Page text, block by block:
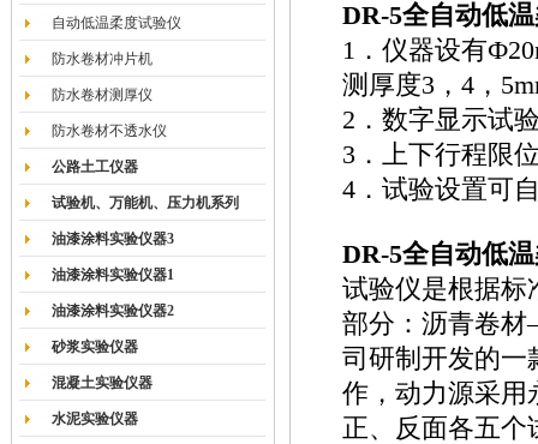
自动低温柔度试验仪
防水卷材冲片机
防水卷材测厚仪
防水卷材不透水仪
公路土工仪器
试验机、万能机、压力机系列
油漆涂料实验仪器3
油漆涂料实验仪器1
油漆涂料实验仪器2
砂浆实验仪器
混凝土实验仪器
水泥实验仪器
DR-5全自动低
1．仪器设有
测厚度3，4，
2．数字显示试
3．上下行程限
4．试验设置可
DR-5全自动低
试验仪是根据标
部分：沥青卷
司研制开发的一
作，动力源采用
正、反面各五个